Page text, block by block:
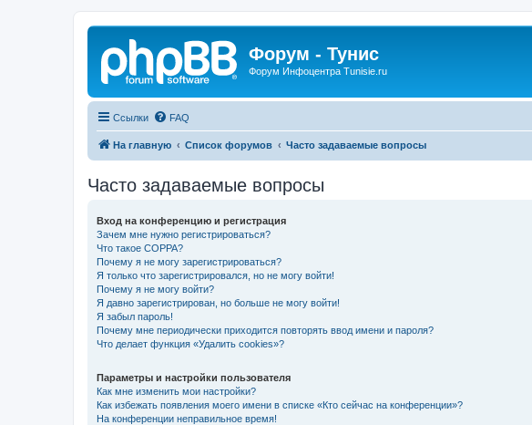
Форум - Тунис
Форум Инфоцентра Tunisie.ru
Ссылки FAQ
На главную Список форумов Часто задаваемые вопросы
Часто задаваемые вопросы
Вход на конференцию и регистрация
Зачем мне нужно регистрироваться?
Что такое COPPA?
Почему я не могу зарегистрироваться?
Я только что зарегистрировался, но не могу войти!
Почему я не могу войти?
Я давно зарегистрирован, но больше не могу войти!
Я забыл пароль!
Почему мне периодически приходится повторять ввод имени и пароля?
Что делает функция «Удалить cookies»?
Параметры и настройки пользователя
Как мне изменить мои настройки?
Как избежать появления моего имени в списке «Кто сейчас на конференции»?
На конференции неправильное время!